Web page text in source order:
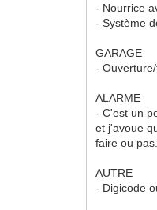
- Nourrice
- Système
GARAGE
-
ALARME
- C'est un
et j'avoue
faire ou pas.
AUTRE
- Digicode